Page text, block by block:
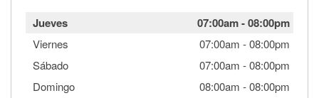
Jueves 07:00am-08:00pm
Viernes 07:00am -08:00pm
Sábado
07:00am -08:00pm
Domingo
08:00am -08:00pm